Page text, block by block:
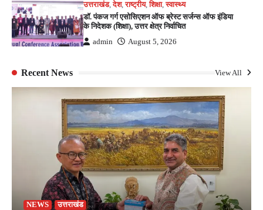
उत्तराखंड,देश,राष्ट्रीय,शिक्षा,स्वास्थ्य
डॉ. पंकज गर्ग एसोसिएशन ऑफ ब्रेस्ट सर्जन्स ऑफ इंडिया
के निदेशक (शिक्षा), उत्तर क्षेत्र निर्वाचित
admin August 5, 2026
Recent News View All
NEWS उत्तराखंड